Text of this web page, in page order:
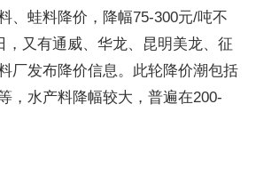
、蛙料降价，降幅75-300元/吨不
又有通威、华龙、昆明美龙、征
厂发布降价信息。此轮降价潮包括
，水产料降幅较大，普遍在200-